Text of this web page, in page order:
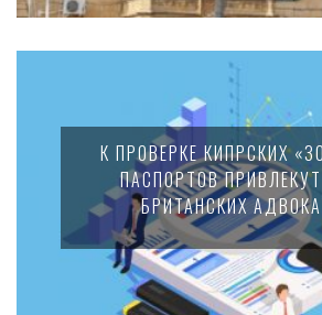
К ПРОВЕРКЕ КИПРСКИХ
ПАСПОРТОВ
БРИТАНСКИХ